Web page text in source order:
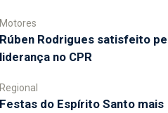
Motores
Rúben Rodrigues satisfeito
liderança no CPR
Regional
Festas do Espírito Santo mais